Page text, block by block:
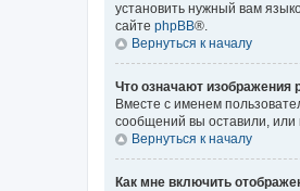
установить нужный вам
сайте phpBB®.
Вернуться к началу
Что означают
Вместе с именем
сообщений вы оставили, или
Вернуться к началу
Как мне включить